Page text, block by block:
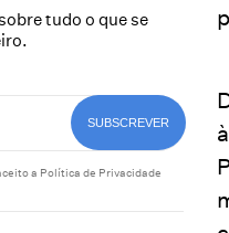
tudo o que se
a Política de Privacidade